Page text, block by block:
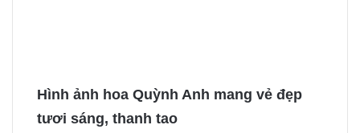
Hình ảnh hoa Quỳnh Anh mang vẻ đẹp
tươi sáng, thanh tao